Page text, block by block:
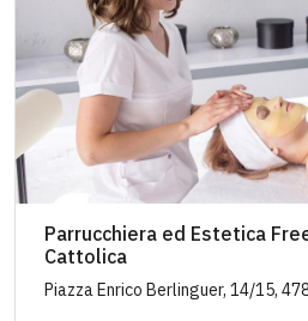
Parrucchiera ed Estetica
Cattolica
Piazza Enrico Berlinguer, 14/15,